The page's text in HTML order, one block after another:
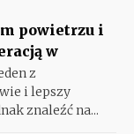
powietrzu i
w
z
i lepszy
znaleźć na...